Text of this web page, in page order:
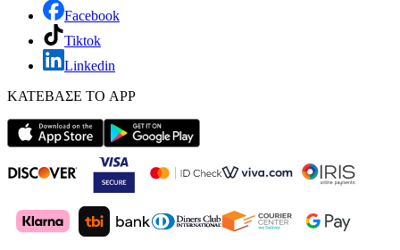
Facebook
Tiktok
Linkedin
ΚΑΤΕΒΑΣΕ ΤΟ APP